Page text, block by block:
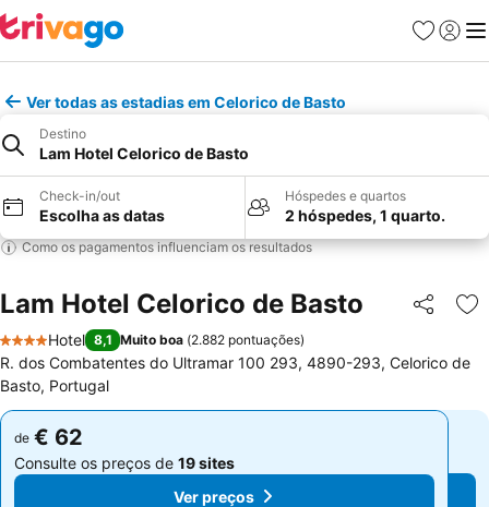
Favoritos
Iniciar
Ver todas as estadias em Celorico de Basto
Destino
Lam Hotel Celorico de Basto
Check-in/out
Escolha as datas
Hóspedes e quartos
2 hóspedes, 1 quarto.
Como os pagamentos influenciam os resultados
Lam Hotel Celorico de Basto Partilhar
4 Estrelas
Hotel 8,1 Muito boa (2.882 pontuações)
R. dos Combatentes do Ultramar 100 293, 4890-293, Celorico de
Basto, Portugal
de € 62
Consulte os preços de 19 sites
Ver preços
de € 62
Consulte os preços de 19 sites
Ver preços